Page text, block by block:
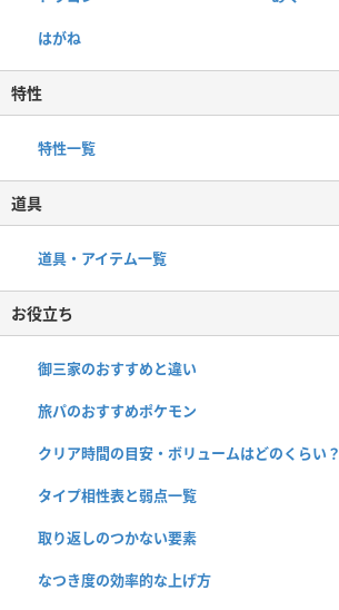
はがね
特性
特性一覧
道具
道具・アイテム一覧
お役立ち
御三家のおすすめと違い
旅パのおすすめポケモン
クリア時間の目安・ボリュームはどのくらい？
タイプ相性表と弱点一覧
取り返しのつかない要素
なつき度の効率的な上げ方